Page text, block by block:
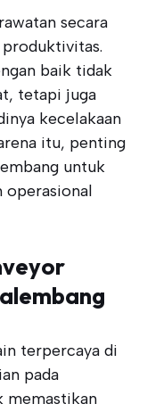
secara
produktivitas.
baik tidak
tetapi juga
kecelakaan
itu, penting
untuk
operasional
terpercaya di
pada
memastikan